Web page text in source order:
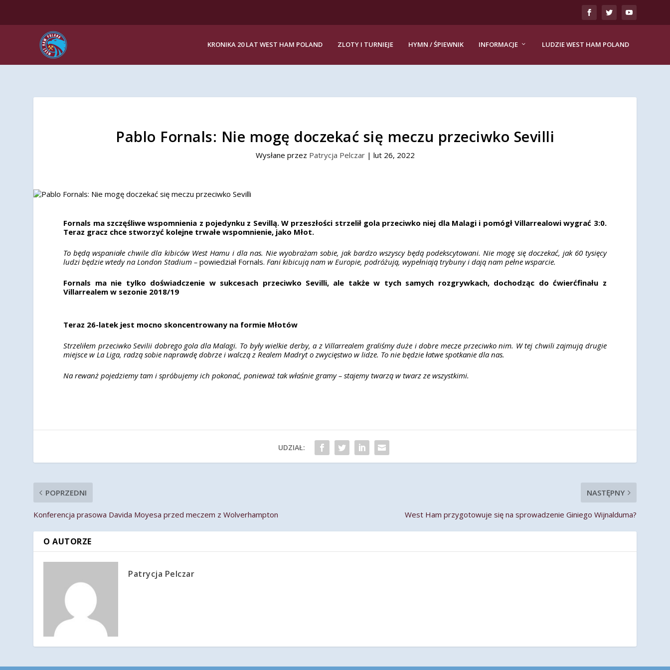
KRONIKA 20 LAT WEST HAM POLAND ZLOTY I TURNIEJE HYMN / ŚPIEWNIK INFORMACJE LUDZIE WEST HAM POLAND
Pablo Fornals: Nie mogę doczekać się meczu przeciwko Sevilli
Wysłane przez Patrycja Pelczar| lut 26, 2022
Fornals ma szczęśliwe wspomnienia z pojedynku z Sevillą. W przeszłości strzelił gola przeciwko niej dla Malagi i pomógł Villarrealowi wygrać 3:0.
Teraz gracz chce stworzyć kolejne trwałe wspomnienie, jako Młot.
To będą wspaniałe chwile dla kibiców West Hamu i dla nas. Nie wyobrażam sobie, jak bardzo wszyscy będą podekscytowani. Nie mogę się doczekać, jak 60 tysięcy
ludzi będzie wtedy na London Stadium –powiedział Fornals.Fani kibicują nam w Europie, podróżują, wypełniają trybuny i dają nam pełne wsparcie.
Fornals ma nie tylko doświadczenie w sukcesach przeciwko Sevilli, ale także w tych samych rozgrywkach, dochodząc do ćwierćfinału z
Villarrealem w sezonie 2018/19
Teraz 26-latek jest mocno skoncentrowany na formie Młotów
Strzeliłem przeciwko Sevilii dobrego gola dla Malagi. To były wielkie derby, a z Villarrealem graliśmy duże i dobre mecze przeciwko nim. W tej chwili zajmują drugie
miejsce w La Liga, radzą sobie naprawdę dobrze i walczą z Realem Madryt o zwycięstwo w lidze. To nie będzie łatwe spotkanie dla nas.
Na rewanż pojedziemy tam i spróbujemy ich pokonać, ponieważ tak właśnie gramy – stajemy twarzą w twarz ze wszystkimi.
UDZIAŁ:
POPRZEDNI
Konferencja prasowa Davida Moyesa przed meczem z Wolverhampton
NASTĘPNY
West Ham przygotowuje się na sprowadzenie Giniego Wijnalduma?
O AUTORZE
Patrycja Pelczar